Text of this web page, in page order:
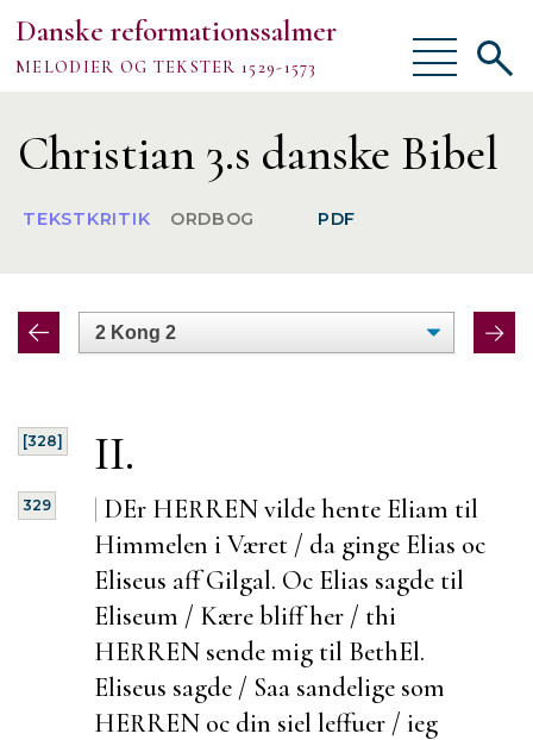
Danske reformationssalmer
MELODIER OG TEKSTER 1529-1573
Vis/skjul
menu
Om
TEKSTER
MELODIER
Vis/
Christian 3.s danske Bibel
TEKSTKRITIK ORDBOG PDF
[328] II.
|
329
DEr HERREN vilde hente Eliam til
Himmelen i Været / da ginge Elias oc
Eliseus aff Gilgal. Oc Elias sagde til
Eliseum / Kære bliff her / thi
HERREN sende mig til BethEl.
Eliseus sagde / Saa sandelige som
HERREN oc din siel leffuer / ieg